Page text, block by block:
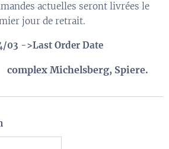
actuelles seront livrées le
jour de retrait.
03 ->Last Order Date
complex Michelsberg, Spiere.